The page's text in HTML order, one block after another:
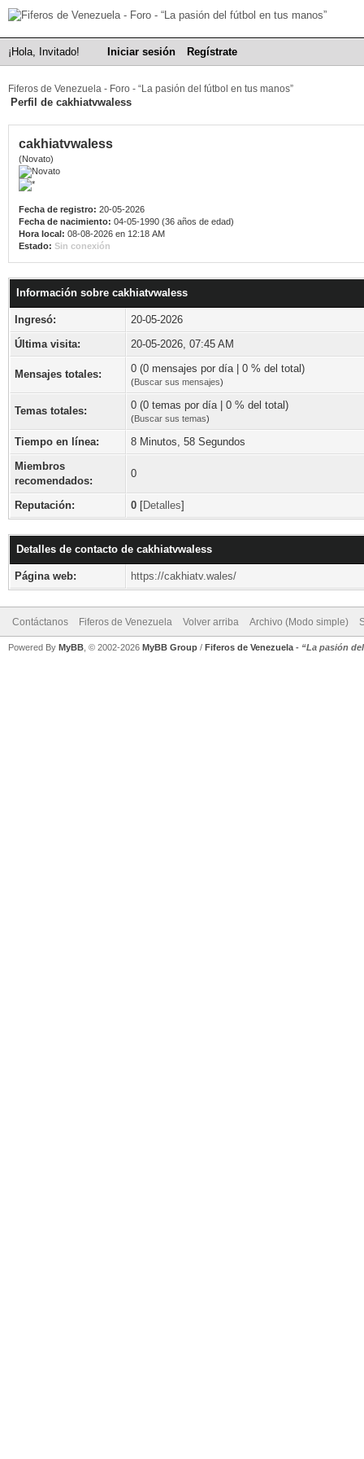
¡Hola, Invitado! Iniciar sesión Regístrate
Fiferos de Venezuela - Foro - “La pasión del fútbol en tus manos”
Perfil de cakhiatvwaless
cakhiatvwaless
(Novato)
Fecha de registro: 20-05-2026
Fecha de nacimiento: 04-05-1990 (36 años de edad)
Hora local: 08-08-2026 en 12:18 AM
Estado: Sin conexión
Información sobre cakhiatvwaless
Ingresó:
20-05-2026
Última visita:
20-05-2026, 07:45 AM
Mensajes totales: 0 (0 mensajes por día | 0 % del total)
(Buscar sus mensajes)
Temas totales: 0 (0 temas por día | 0 % del total)
(Buscar sus temas)
Tiempo en línea:
8 Minutos, 58 Segundos
Miembros
recomendados:
0
Reputación: 0 [Detalles]
Detalles de contacto de cakhiatvwaless
Página web: https://cakhiatv.wales/
Contáctanos Fiferos de Venezuela Volver arriba Archivo (Modo simple)
Powered By MyBB , © 2002-2026 MyBB Group / Fiferos de Venezuela - “La pasión